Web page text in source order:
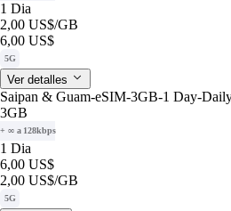
1 Dia
2,00 US$/GB
6,00 US$
5G
Ver detalles
Saipan & Guam-eSIM-3GB-1 Day-
3GB
+ ∞ a 128kbps
1 Dia
6,00 US$
2,00 US$/GB
5G